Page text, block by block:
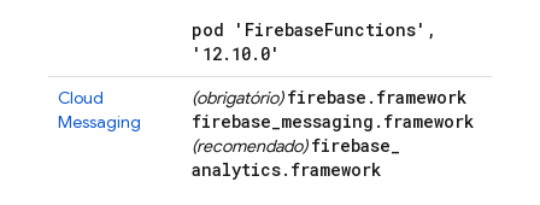
pod 'FirebaseFunctions' ,
'12. 10. 0'
Cloud
Messaging
(obrigatório) firebase . framework
firebase_messaging . framework
(recomendado) firebase_
analytics. framework